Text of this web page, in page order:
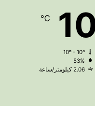
℃
53%
2.06 كيلومتر/ساعة